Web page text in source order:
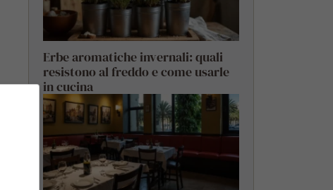
Erbe aromatiche invernali: quali
resistono al freddo e come usarle
in cucina